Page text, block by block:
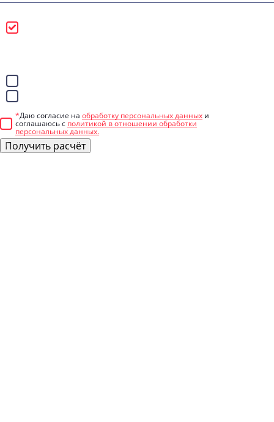
*Даю согласие на обработку персональных данных и
соглашаюсь с политикой в отношении обработки
персональных данных.
Получить расчёт